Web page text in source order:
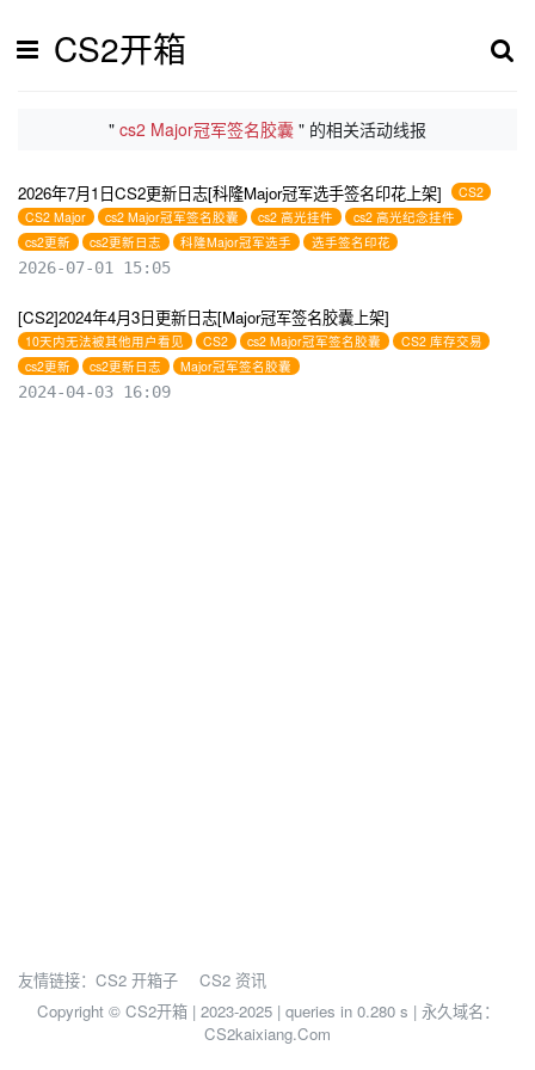
CS2开箱
" cs2 Major冠军签名胶囊 " 的相关活动线报
2026年7月1日CS2更新日志[科隆Major冠军选手签名印花上架]
CS2
CS2 Major
cs2 Major冠军签名胶囊 cs2 高光挂件
cs2 高光纪念挂件
cs2更新
cs2更新日志 科隆Major冠军选手 选手签名印花
2026-07-01 15:05
[CS2]2024年4月3日更新日志[Major冠军签名胶囊上架]
10天内无法被其他用户看见 CS2 cs2 Major冠军签名胶囊
CS2 库存交易
cs2更新
cs2更新日志 Major冠军签名胶囊
2024-04-03 16:09
友情链接： CS2 开箱子
CS2 资讯
Copyright © CS2开箱 | 2023-2025 | queries in 0.280 s | 永久域名：
CS2kaixiang.Com